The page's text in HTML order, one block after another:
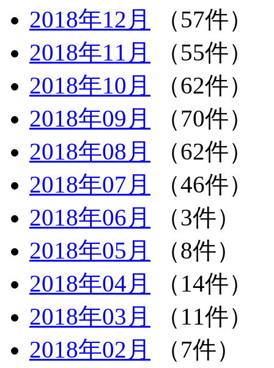
2018年12月
（57件）
2018年11月
（55件）
2018年10月
（62件）
2018年09月
（70件）
2018年08月
（62件）
2018年07月
（46件）
2018年06月
（3件）
2018年05月
（8件）
2018年04月
（14件）
2018年03月
（11件）
2018年02月
（7件）